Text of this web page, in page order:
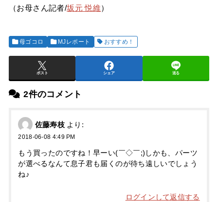
（お母さん記者/坂元 悦維）
母ゴコロ MJレポート おすすめ！
ポスト シェア 送る
2件のコメント
佐藤寿枝 より:
2018-06-08 4:49 PM
もう買ったのですね！早ーい(￣◇￣;)しかも、パーツ
が選べるなんて息子君も届くのが待ち遠しいでしょう
ね♪
ログインして返信する